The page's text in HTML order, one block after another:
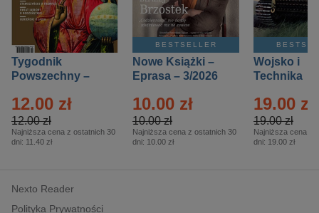
Tygodnik
Powszechny –
12.00 zł
12.00 zł
Najniższa cena z ostatnich 30
dni: 11.40 zł
BESTSELLER
Nowe Książki –
Eprasa – 3/2026
10.00 zł
10.00 zł
Najniższa cena z ostatnich 30
dni: 10.00 zł
Wojsko i
Technika
– 2/2026
19.00 zł
19.00 zł
Najniższa cena z
dni: 19.00 zł
Nexto Reader
Polityka Prywatności